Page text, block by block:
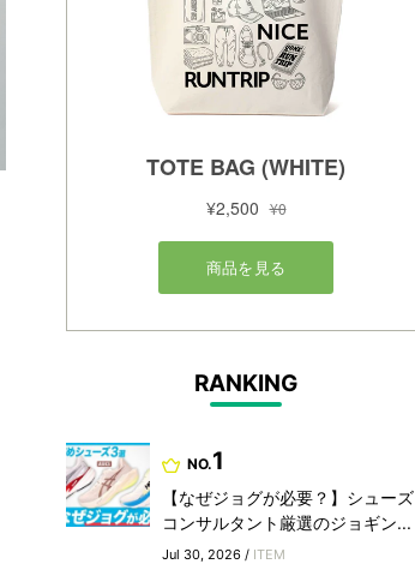
RANKING
NO.1
【なぜジョグが必要？】シューズ
コンサルタント厳選のジョギン...
Jul 30, 2026 / ITEM